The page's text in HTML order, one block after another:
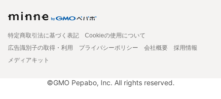
特定商取引法に基づく表記
Cookieの使用について
広告識別子の取得・利用
プライバシーポリシー 会社概要
採用情報
メディアキット
©GMO Pepabo, Inc. All rights reserved.